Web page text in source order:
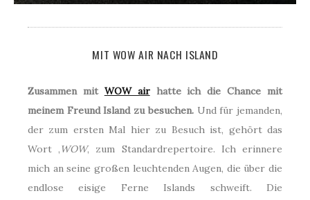
MIT WOW AIR NACH ISLAND
Zusammen mit WOW airhatte ich die Chance mit
meinem Freund Island zu besuchen.Und für jemanden,
der zum ersten Mal hier zu Besuch ist, gehört das
Wort ‚WOW‚ zum Standardrepertoire. Ich erinnere
mich an seine großen leuchtenden Augen, die über die
endlose eisige Ferne Islands schweift. Die